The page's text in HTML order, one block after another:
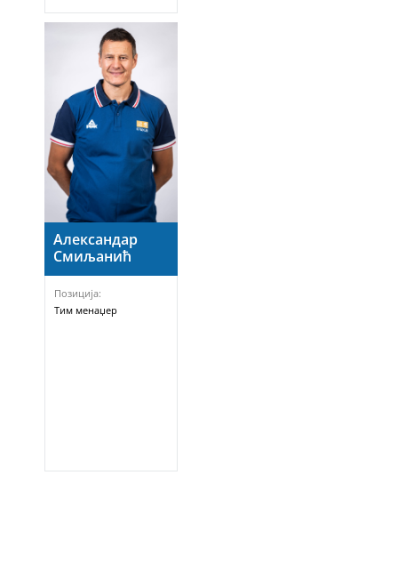
Александар
Смиљанић
Позиција:
Тим менаџер